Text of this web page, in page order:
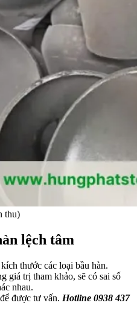
thu)
lệch tâm
thước các loại bầu hàn.
giá trị tham khảo, sẽ có sai số
nhau.
được tư vấn. Hotline 0938 437